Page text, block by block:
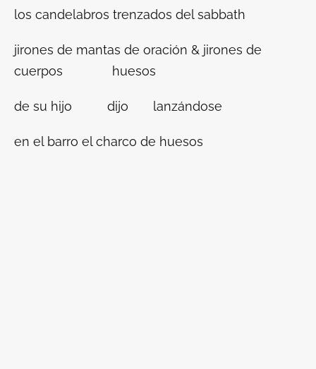
los candelabros trenzados del sabbath
jirones de mantas de oración & jirones de
cuerpos huesos
de su hijo dijo lanzándose
en el barro el charco de huesos